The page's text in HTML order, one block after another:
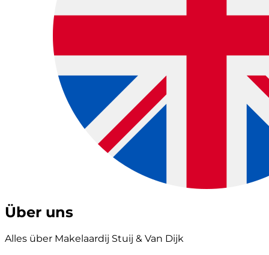
Über uns
Alles über Makelaardij Stuij & Van Dijk